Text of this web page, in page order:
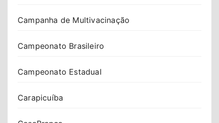
Campanha de Multivacinação
Campeonato Brasileiro
Campeonato Estadual
Carapicuíba